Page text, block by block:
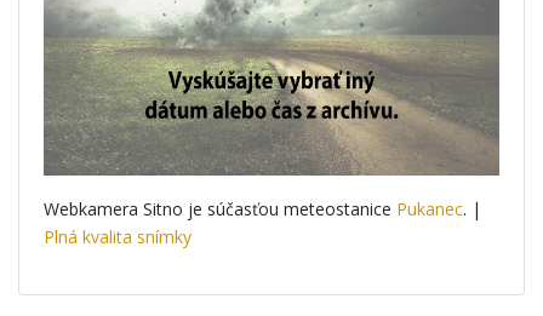
Webkamera Sitno je súčasťou meteostanice Pukanec. |
Plná kvalita snímky